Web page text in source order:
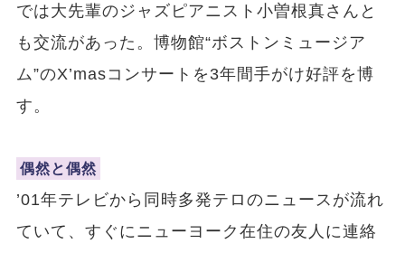
では大先輩のジャズピアニスト小曽根真さんと
も交流があった。博物館“ボストンミュージア
ム”のX’masコンサートを3年間手がけ好評を博
す。
偶然と偶然
’01年テレビから同時多発テロのニュースが流れ
ていて、すぐにニューヨーク在住の友人に連絡